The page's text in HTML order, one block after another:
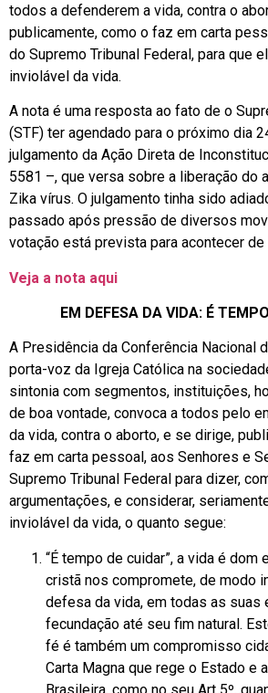
todos a defenderem a vida, contra o
publicamente, como o faz em carta
do Supremo Tribunal Federal, para que
inviolável da vida.
A nota é uma resposta ao fato de o
(STF) ter agendado para o próximo dia
julgamento da Ação Direta de
5581 –, que versa sobre a liberação do
Zika vírus. O julgamento tinha sido
passado após pressão de diversos
votação está prevista para acontecer de
Veja a nota aqui
EM DEFESA DA VIDA: É
A Presidência da Conferência Nacional
porta-voz da Igreja Católica na
sintonia com segmentos, instituições,
de boa vontade, convoca a todos pelo
da vida, contra o aborto, e se dirige,
faz em carta pessoal, aos Senhores e
Supremo Tribunal Federal para dizer,
argumentações, e considerar,
inviolável da vida, o quanto segue:
“É tempo de cuidar”, a vida é
cristã nos compromete, de modo
defesa da vida, em todas as suas
fecundação até seu fim natural.
fé é também um compromisso
Carta Magna que rege o Estado e